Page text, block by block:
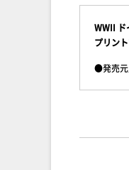
WWII ド
プリン
●発売元